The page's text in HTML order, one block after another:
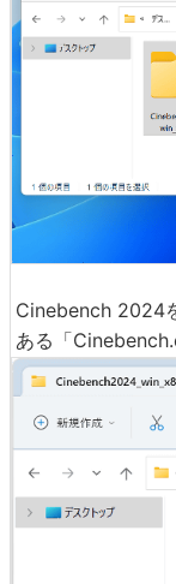
Cinebench 2024
ある「